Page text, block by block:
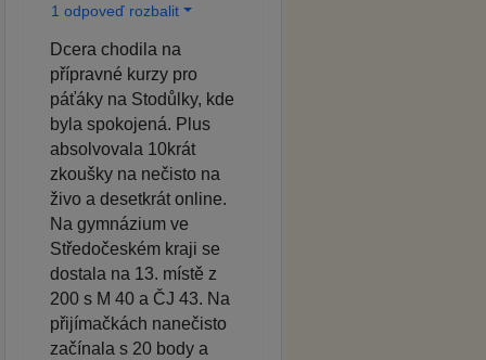
1 odpoveď rozbalit
Dcera chodila na
přípravné kurzy pro
páťáky na Stodůlky, kde
byla spokojená. Plus
absolvovala 10krát
zkoušky na nečisto na
živo a desetkrát online.
Na gymnázium ve
Středočeském kraji se
dostala na 13. místě z
200 s M 40 a ČJ 43. Na
přijímačkách nanečisto
začínala s 20 body a